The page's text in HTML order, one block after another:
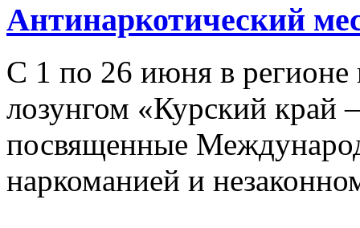
Антинаркотический
С 1 по 26 июня в
лозунгом «Курский край
посвященные
наркоманией и